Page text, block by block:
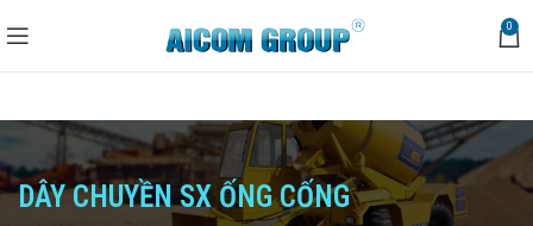
0
DÂY CHUYỀN SX ỐNG CỐNG